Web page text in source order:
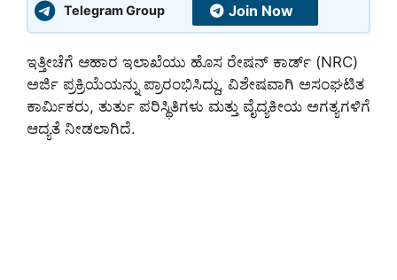
Telegram Group Join Now
ಇತ್ತೀಚೆಗೆ ಆಹಾರ ಇಲಾಖೆಯು ಹೊಸ ರೇಷನ್ ಕಾರ್ಡ್ (NRC)
ಅರ್ಜಿ ಪ್ರಕ್ರಿಯೆಯನ್ನು ಪ್ರಾರಂಭಿಸಿದ್ದು, ವಿಶೇಷವಾಗಿ ಅಸಂಘಟಿತ
ಕಾರ್ಮಿಕರು, ತುರ್ತು ಪರಿಸ್ಥಿತಿಗಳು ಮತ್ತು ವೈದ್ಯಕೀಯ ಅಗತ್ಯಗಳಿಗೆ
ಆದ್ಯತೆ ನೀಡಲಾಗಿದೆ.